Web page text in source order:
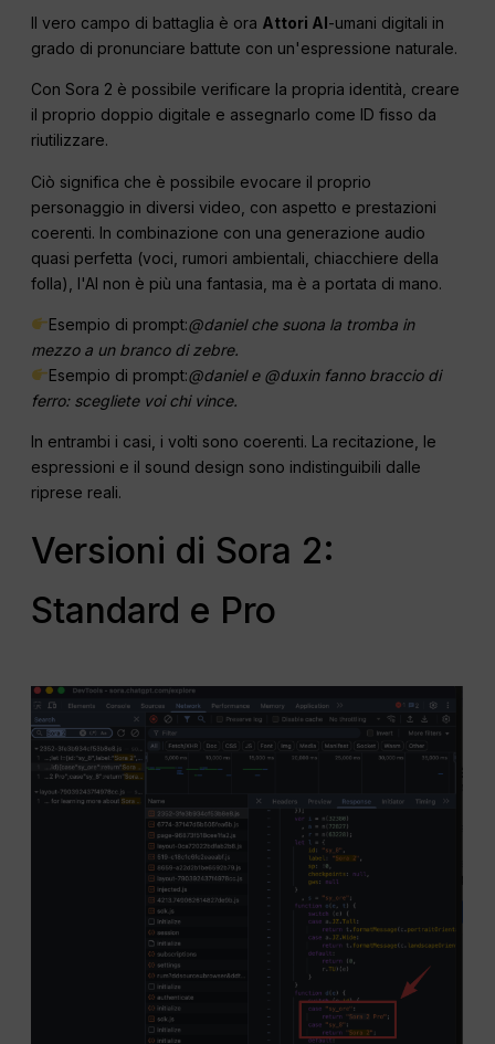
Il vero campo di battaglia è ora Attori AI-umani digitali in
grado di pronunciare battute con un'espressione naturale.
Con Sora 2 è possibile verificare la propria identità, creare
il proprio doppio digitale e assegnarlo come ID fisso da
riutilizzare.
Ciò significa che è possibile evocare il proprio
personaggio in diversi video, con aspetto e prestazioni
coerenti. In combinazione con una generazione audio
quasi perfetta (voci, rumori ambientali, chiacchiere della
folla), l'AI non è più una fantasia, ma è a portata di mano.
Esempio di prompt:@daniel che suona la tromba in
mezzo a un branco di zebre.
Esempio di prompt:@daniel e @duxin fanno braccio di
ferro: scegliete voi chi vince.
In entrambi i casi, i volti sono coerenti. La recitazione, le
espressioni e il sound design sono indistinguibili dalle
riprese reali.
Versioni di Sora 2:
Standard e Pro